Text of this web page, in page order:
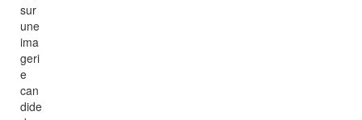
sur
une
ima
geri
e
can
dide